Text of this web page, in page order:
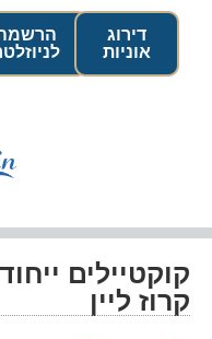
הרשמה
לניוזלטר
דירוג
אוניות
קוקטיילים
קרוז ליין